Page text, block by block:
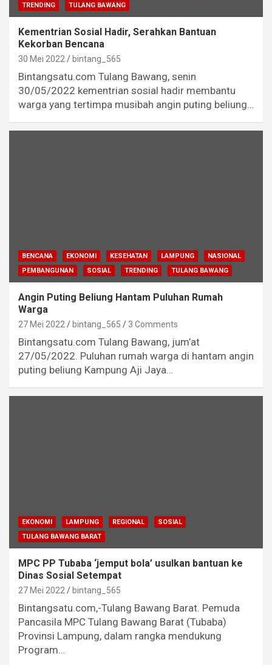
TRENDING
TULANG BAWANG
Kementrian Sosial Hadir, Serahkan Bantuan
Kekorban Bencana
30 Mei 2022 bintang_565
Bintangsatu.com Tulang Bawang, senin
30/05/2022 kementrian sosial hadir membantu
warga yang tertimpa musibah angin puting beliung…
BENCANA EKONOMI KESEHATAN LAMPUNG
NASIONAL
PEMBANGUNAN
SOSIAL TRENDING TULANG BAWANG
Angin Puting Beliung Hantam Puluhan Rumah
Warga
27 Mei 2022 bintang_565 3 Comments
Bintangsatu.com Tulang Bawang, jum’at
27/05/2022. Puluhan rumah warga di hantam angin
puting beliung Kampung Aji Jaya…
EKONOMI LAMPUNG REGIONAL
SOSIAL
TULANG BAWANG BARAT
MPC PP Tubaba ‘jemput bola’ usulkan bantuan ke
Dinas Sosial Setempat
27 Mei 2022 bintang_565
Bintangsatu.com,-Tulang Bawang Barat. Pemuda
Pancasila MPC Tulang Bawang Barat (Tubaba)
Provinsi Lampung, dalam rangka mendukung
Program…